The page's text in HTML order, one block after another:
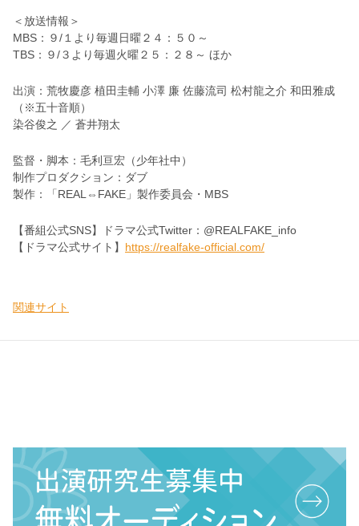
＜放送情報＞
MBS：９/１より毎週日曜２４：５０～
TBS：９/３より毎週火曜２５：２８～ ほか
出演：荒牧慶彦 植田圭輔 小澤 廉 佐藤流司 松村龍之介 和田雅成
（※五十音順）
染谷俊之 ／ 蒼井翔太
監督・脚本：毛利亘宏（少年社中）
制作プロダクション：ダブ
製作：「REAL⇔FAKE」製作委員会・MBS
【番組公式SNS】ドラマ公式Twitter：@REALFAKE_info
【ドラマ公式サイト】 https://realfake-official.com/
関連サイト